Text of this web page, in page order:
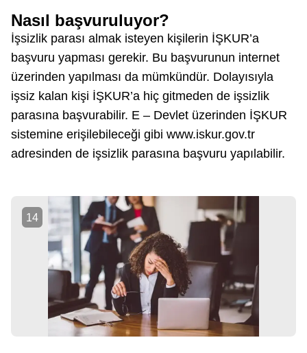
Nasıl başvuruluyor?
İşsizlik parası almak isteyen kişilerin İŞKUR’a
başvuru yapması gerekir. Bu başvurunun internet
üzerinden yapılması da mümkündür. Dolayısıyla
işsiz kalan kişi İŞKUR’a hiç gitmeden de işsizlik
parasına başvurabilir. E – Devlet üzerinden İŞKUR
sistemine erişilebileceği gibi www.iskur.gov.tr
adresinden de işsizlik parasına başvuru yapılabilir.
14